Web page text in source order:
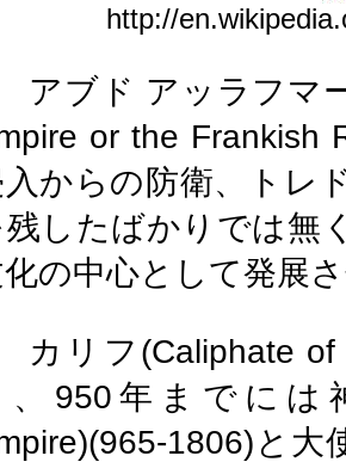
http://
アブド アッラフマ
or the Frankish
からの防衛、トレ
残したばかりでは無
の中心として発展
カリフ (Caliphate
、 950 年までには
1806) と大